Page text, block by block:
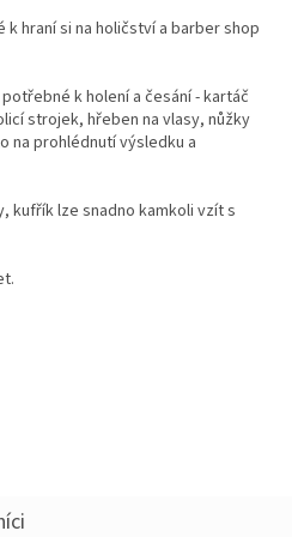
hraní si na holičství a barber shop
k holení a česání - kartáč
strojek, hřeben na vlasy, nůžky
na prohlédnutí výsledku a
kufřík lze snadno kamkoli vzít s